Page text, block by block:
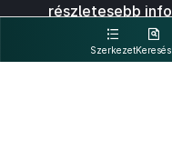
SzerkezetKeresés
részletesebb
kattintva olvashat.